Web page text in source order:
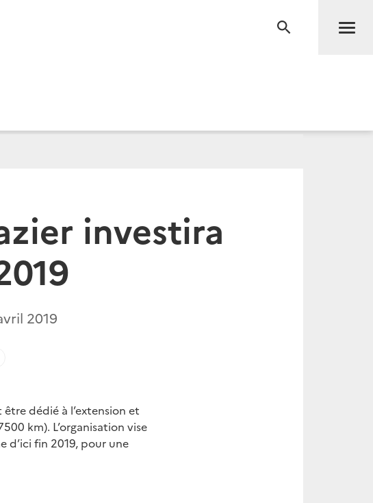
RECHERCHE
investira
2019
dédié à l’extension et
km). L’organisation vise
d’ici fin 2019, pour une